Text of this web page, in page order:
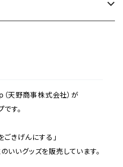
ました）
天野商事株式会社）が
す。
ごきげんにする」
いいグッズを販売しています。